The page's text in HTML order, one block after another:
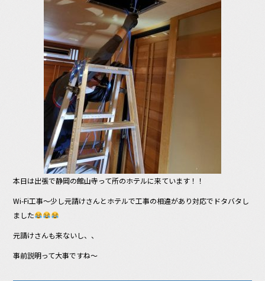
o
k
本日は出張で静岡の館山寺って所のホテルに来ています！！
Wi-Fi工事〜少し元請けさんとホテルで工事の相違があり対応でドタバタし
ました
元請けさんも来ないし、、
事前説明って大事ですね〜